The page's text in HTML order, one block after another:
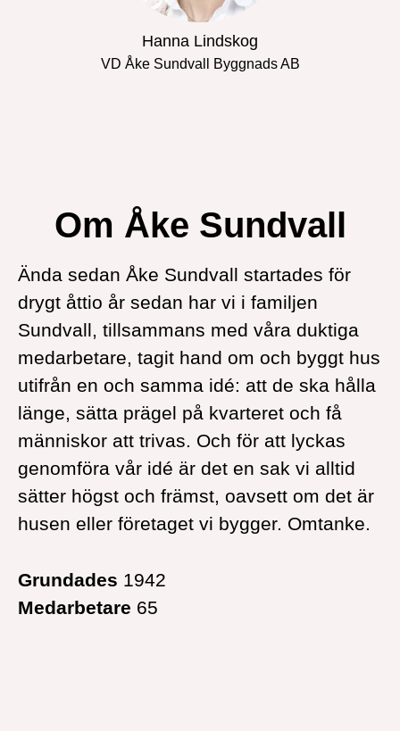
Hanna Lindskog
VD Åke Sundvall Byggnads AB
Om Åke Sundvall
Ända sedan Åke Sundvall startades för
drygt åttio år sedan har vi i familjen
Sundvall, tillsammans med våra duktiga
medarbetare, tagit hand om och byggt hus
utifrån en och samma idé: att de ska hålla
länge, sätta prägel på kvarteret och få
människor att trivas. Och för att lyckas
genomföra vår idé är det en sak vi alltid
sätter högst och främst, oavsett om det är
husen eller företaget vi bygger. Omtanke.
Grundades 1942
Medarbetare 65